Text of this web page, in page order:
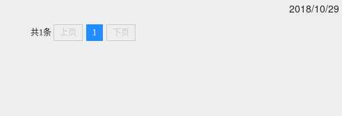
2018/10/29
共1条 上页 1 下页